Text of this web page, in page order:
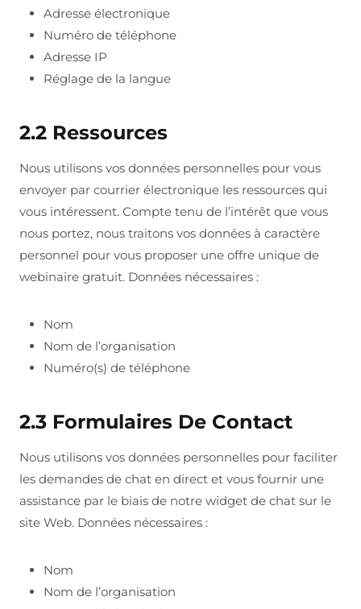
Adresse électronique
Numéro de téléphone
Adresse IP
Réglage de la langue
2.2 Ressources
Nous utilisons vos données personnelles pour vous
envoyer par courrier électronique les ressources qui
vous intéressent. Compte tenu de l’intérêt que vous
nous portez, nous traitons vos données à caractère
personnel pour vous proposer une offre unique de
webinaire gratuit. Données nécessaires :
Nom
Nom de l’organisation
Numéro(s) de téléphone
2.3 Formulaires De Contact
Nous utilisons vos données personnelles pour faciliter
les demandes de chat en direct et vous fournir une
assistance par le biais de notre widget de chat sur le
site Web. Données nécessaires :
Nom
Nom de l’organisation